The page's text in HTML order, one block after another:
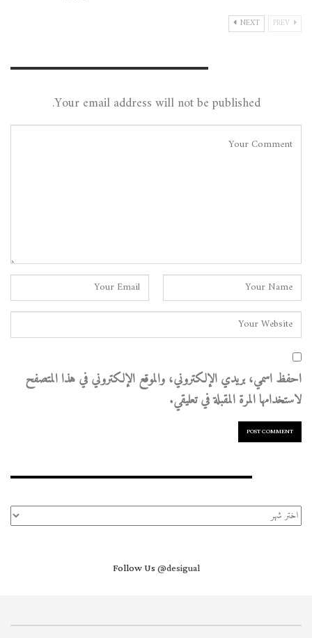
NEXT
Your email address will not be published.
احفظ اسمي، بريدي الإلكتروني، والموقع الإلكتروني في هذا المتصفح
لاستخدامها المرة المقبلة في تعليقي.
الأرشيف
Follow Us@desigual